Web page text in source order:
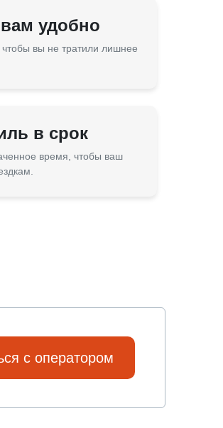
удобно
вы не тратили лишнее
в срок
время, чтобы ваш
с оператором